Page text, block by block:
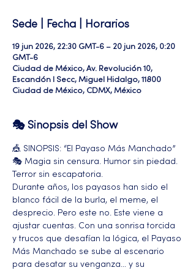
Sede | Fecha | Horarios
19 jun 2026, 22:30 GMT-6 – 20 jun 2026, 0:20
GMT-6
Ciudad de México, Av. Revolución 10,
Escandón I Secc, Miguel Hidalgo, 11800
Ciudad de México, CDMX, México
🎭 Sinopsis del Show
🎪 SINOPSIS: “El Payaso Más Manchado”
🎭 Magia sin censura. Humor sin piedad.
Terror sin escapatoria.
Durante años, los payasos han sido el
blanco fácil de la burla, el meme, el
desprecio. Pero este no. Este viene a
ajustar cuentas. Con una sonrisa torcida
y trucos que desafían la lógica, el Payaso
Más Manchado se sube al escenario
para desatar su venganza… y su